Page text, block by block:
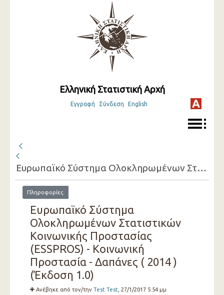
Ελληνική Στατιστική Αρχή
Εγγραφή Σύνδεση English
Ευρωπαϊκό Σύστημα Ολοκληρωμένων Στατιστικών Κοινωνικής Προστασίας (ESSPROS) - Κοινωνική Προστασία - Δαπάνες ( 2014 )
Πληροφορίες
Ευρωπαϊκό Σύστημα
Ολοκληρωμένων Στατιστικών
Κοινωνικής Προστασίας
(ESSPROS) - Κοινωνική
Προστασία - Δαπάνες ( 2014 )
(Έκδοση 1.0)
Ανέβηκε από τον/την Test Test , 27/1/2017 5:54 μμ